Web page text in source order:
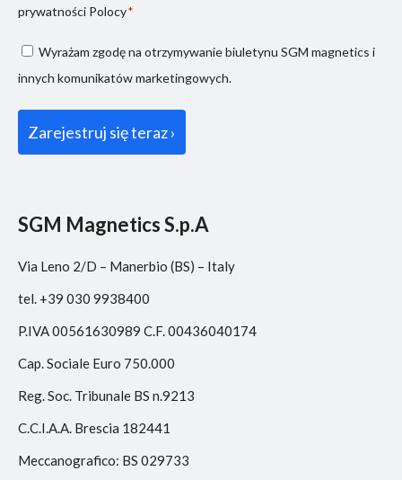
privacy
prywatności Polocy*
Consenso
marketing
Wyrażam zgodę na otrzymywanie biuletynu SGM magnetics i
innych komunikatów marketingowych.
SGM Magnetics S.p.A
Via Leno 2/D – Manerbio (BS) – Italy
tel. +39 030 9938400
P.IVA 00561630989 C.F. 00436040174
Cap. Sociale Euro 750.000
Reg. Soc. Tribunale BS n.9213
C.C.I.A.A. Brescia 182441
Meccanografico: BS 029733